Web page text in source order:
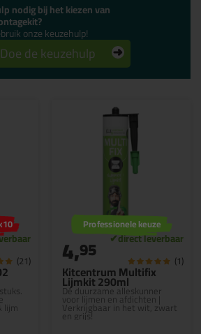
nodig bij het kiezen van
onze keuzehulp!
Doe de keuzehulp
lijm
(21)
Kitcentrum Multifix
Lijmkit 290ml
Dé duurzame alleskunner
voor lijmen en afdichten |
Verkrijgbaar in het wit, zwart
en grijs!
Professionele keuze
4,95 (1)